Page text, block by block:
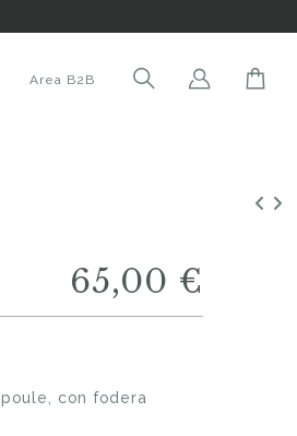
Area B2B
65,00 €
con fodera